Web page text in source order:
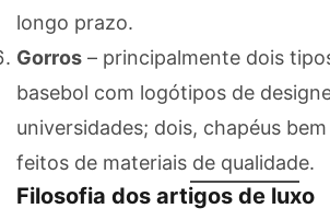
longo prazo.
Gorros – principalmente dois
basebol com logótipos de
universidades; dois, chapéus
feitos de materiais de qualidade.
Filosofia dos artigos de luxo